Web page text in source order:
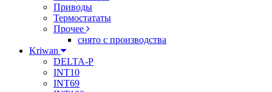
Приводы
Термостататы
Прочее
снято с производства
Kriwan
DELTA-P
INT10
INT69